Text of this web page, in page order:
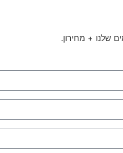
שלנו + מחירון.